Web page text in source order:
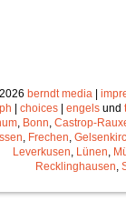
berndt media |
| choices | engels und
Bonn Castrop-
Frechen
Leverkusen Lünen
Recklinghausen